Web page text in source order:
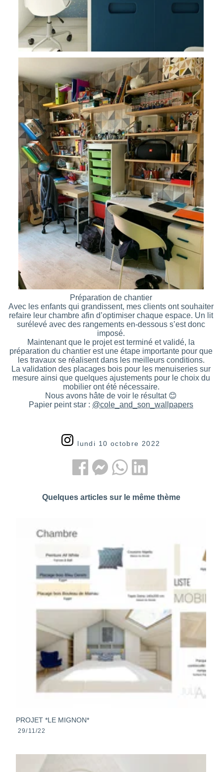
Préparation de chantier
Avec les enfants qui grandissent, mes clients ont souhaiter
refaire leur chambre afin d’optimiser chaque espace. Un lit
surélevé avec des rangements en-dessous s’est donc
imposé.
Maintenant que le projet est terminé et validé, la
préparation du chantier est une étape importante pour que
les travaux se réalisent dans les meilleurs conditions.
La validation des placages bois pour les menuiseries sur
mesure ainsi que quelques ajustements pour le choix du
mobilier ont été nécessaire.
Nous avons hâte de voir le résultat 😊
Papier peint star : @cole_and_son_wallpapers
lundi 10 octobre 2022
Quelques articles sur le même thème
PROJET *LE MIGNON*
29/11/22